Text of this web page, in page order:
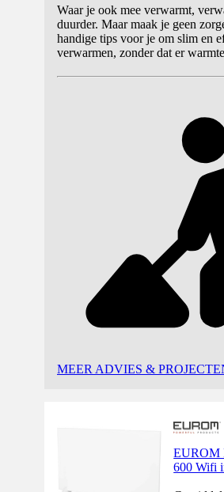
Waar je ook mee verwarmt,
duurder. Maar maak je geen
handige tips voor je om slim en
verwarmen, zonder dat er
MEER ADVIES &
EUROM
600 Wifi